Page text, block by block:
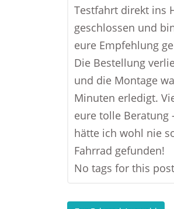
Testfahrt direkt ins
geschlossen und
eure Empfehlung
Die Bestellung
und die Montage
Minuten erledigt.
eure tolle Beratung
hätte ich wohl nie
Fahrrad gefunden!
No tags for this